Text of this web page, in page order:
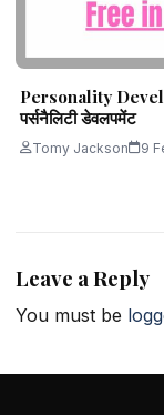
Personality
पर्सनैलिटी डेवलपमेंट
Tomy Jackson 9
Leave a Reply
You must be